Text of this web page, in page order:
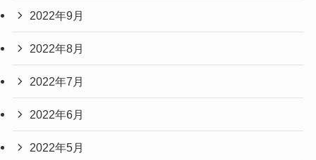
2022年9月
2022年8月
2022年7月
2022年6月
2022年5月